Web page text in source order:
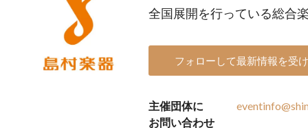
全国展開を行っている総合
フォローして最新情報を受
主催団体に
お問い合わせ